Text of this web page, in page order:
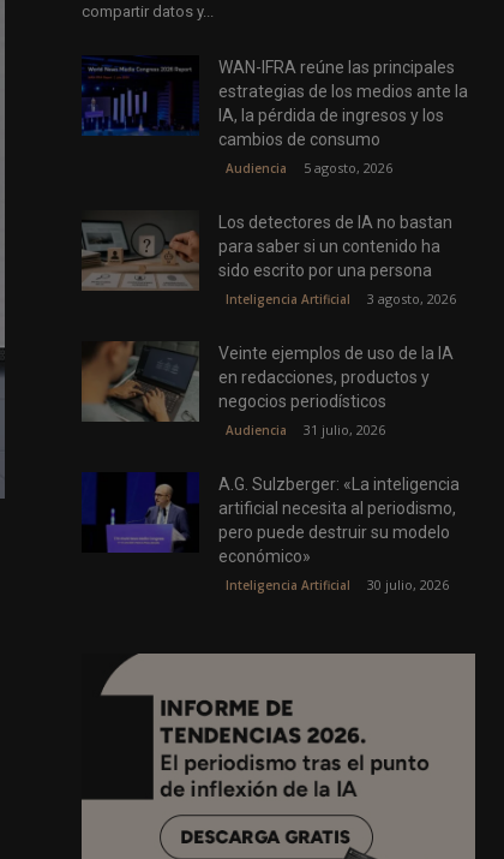
compartir datos y...
WAN-IFRA reúne las principales
estrategias de los medios ante la
IA, la pérdida de ingresos y los
cambios de consumo
Audiencia 5 agosto, 2026
Los detectores de IA no bastan
para saber si un contenido ha
sido escrito por una persona
Inteligencia Artificial 3 agosto, 2026
Veinte ejemplos de uso de la IA
en redacciones, productos y
negocios periodísticos
Audiencia 31 julio, 2026
A.G. Sulzberger: «La inteligencia
artificial necesita al periodismo,
pero puede destruir su modelo
económico»
Inteligencia Artificial 30 julio, 2026